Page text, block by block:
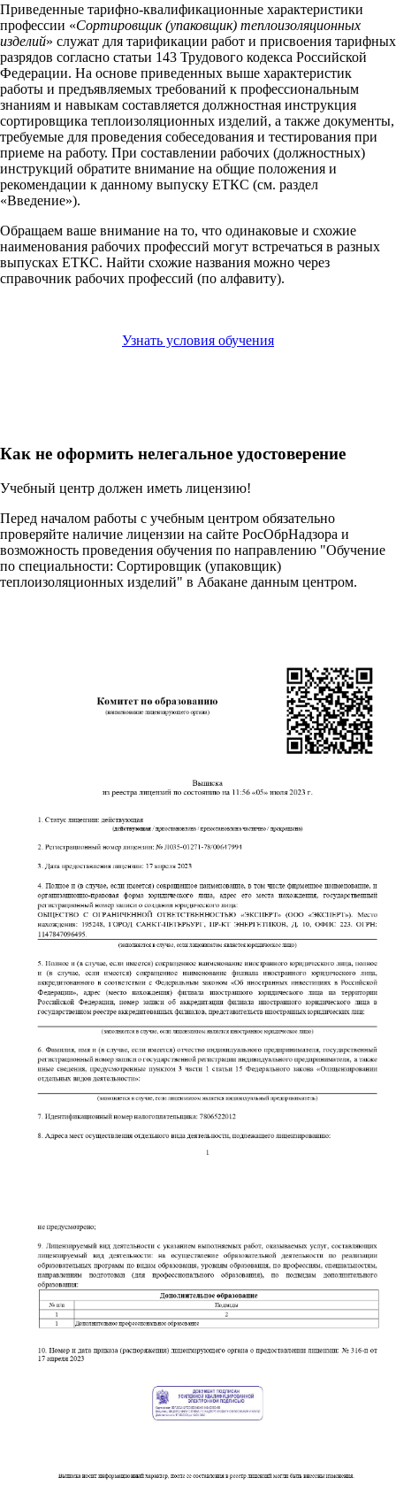
Приведенные тарифно-квалификационные характеристики
профессии «Сортировщик (упаковщик) теплоизоляционных
изделий» служат для тарификации работ и присвоения тарифных
разрядов согласно статьи 143 Трудового кодекса Российской
Федерации. На основе приведенных выше характеристик
работы и предъявляемых требований к профессиональным
знаниям и навыкам составляется должностная инструкция
сортировщика теплоизоляционных изделий, а также документы,
требуемые для проведения собеседования и тестирования при
приеме на работу. При составлении рабочих (должностных)
инструкций обратите внимание на общие положения и
рекомендации к данному выпуску ЕТКС (см. раздел
«Введение»).
Обращаем ваше внимание на то, что одинаковые и схожие
наименования рабочих профессий могут встречаться в разных
выпусках ЕТКС. Найти схожие названия можно через
справочник рабочих профессий (по алфавиту).
Узнать условия обучения
Как не оформить нелегальное удостоверение
Учебный центр должен иметь лицензию!
Перед началом работы с учебным центром обязательно
проверяйте наличие лицензии на сайте РосОбрНадзора и
возможность проведения обучения по направлению "Обучение
по специальности: Сортировщик (упаковщик)
теплоизоляционных изделий" в Абакане данным центром.